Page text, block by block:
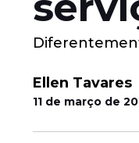
Ellen Tavares
11 de março de